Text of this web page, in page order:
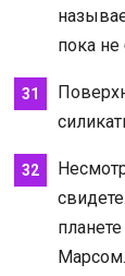
пока
Марсом.